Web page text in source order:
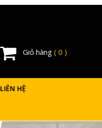
Giỏ hàng ( 0 )
LIÊN HỆ